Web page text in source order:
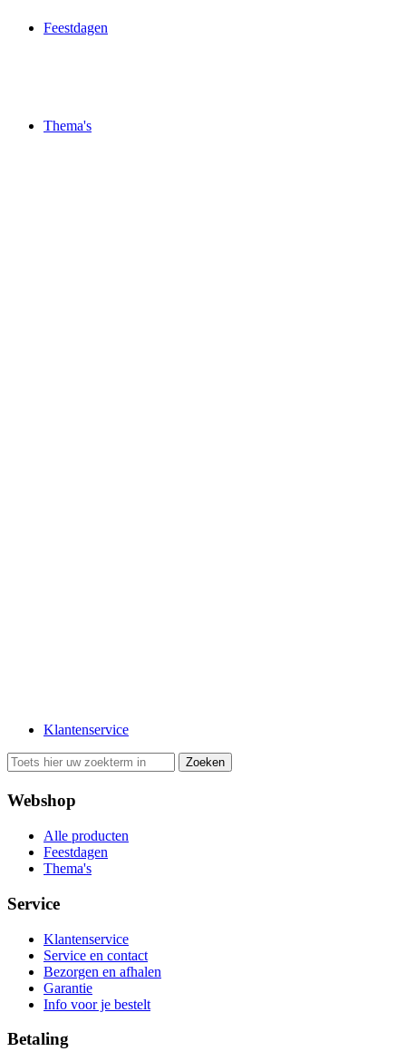
Feestdagen
Thema's
Klantenservice
Webshop
Alle producten
Feestdagen
Thema's
Service
Klantenservice
Service en contact
Bezorgen en afhalen
Garantie
Info voor je bestelt
Betaling